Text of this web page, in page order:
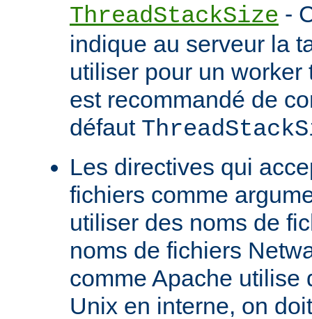
ThreadStackSize -
indique au serveur la
utiliser pour un
est recommandé de
défaut
Les directives qui
fichiers comme
utiliser des noms de
noms de fichiers
comme Apache utilise
Unix en interne, on